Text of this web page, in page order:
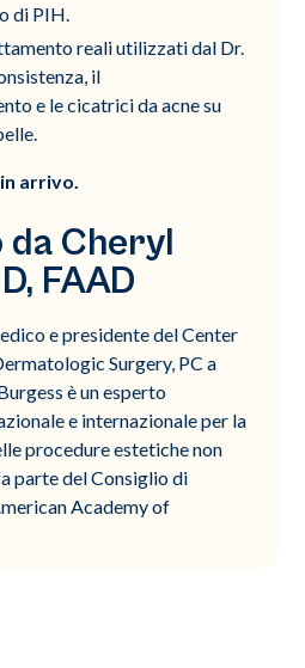
di PIH.
reali utilizzati dal Dr.
il
e le cicatrici da acne su
arrivo.
Cheryl
FAAD
e presidente del Center
Surgery, PC a
è un esperto
e internazionale per la
procedure estetiche non
parte del Consiglio di
Academy of